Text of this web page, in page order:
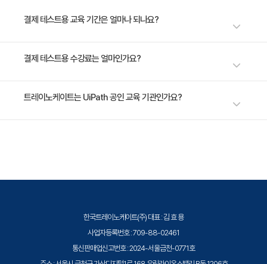
결제 테스트용 교육 기간은 얼마나 되나요?
1일 과정입니다. 상세 일정은 교육 페이지에서 확인하실 수 있습니다.
결제 테스트용 수강료는 얼마인가요?
수강료는 1,000원(VAT 별도)입니다. 고용보험 환급 및 기업 할인 혜택이 적
트레이노케이트는 UiPath 공인 교육 기관인가요?
한국트레이노케이트(주) 대표 : 김 효 용
사업자등록번호 : 709-88-02461
통신판매업신고번호 : 2024-서울금천-0771호